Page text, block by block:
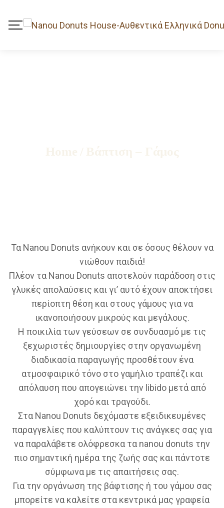
Τα Nanou Donuts ανήκουν και σε όσους θέλουν να
νιώθουν παιδιά!
Πλέον τα Nanou Donuts αποτελούν παράδοση στις
γλυκές απολαύσεις και γι’ αυτό έχουν αποκτήσει
περίοπτη θέση και στους γάμους για να
ικανοποιήσουν μικρούς και μεγάλους.
Η ποικιλία των γεύσεων σε συνδυασμό με τις
ξεχωριστές δημιουργίες στην οργανωμένη
διαδικασία παραγωγής προσθέτουν ένα
ατμοσφαιρικό τόνο στο γαμήλιο τραπέζι και
απόλαυση που απογειώνει την libido μετά από
χορό και τραγούδι.
Στα Nanou Donuts δεχόμαστε εξειδικευμένες
παραγγελίες που καλύπτουν τις ανάγκες σας για
να παραλάβετε ολόφρεσκα τα nanou donuts την
πιο σημαντική ημέρα της ζωής σας και πάντοτε
σύμφωνα με τις απαιτήσεις σας.
Για την οργάνωση της βάφτισης ή του γάμου σας
μπορείτε να καλείτε στα κεντρικά μας γραφεία